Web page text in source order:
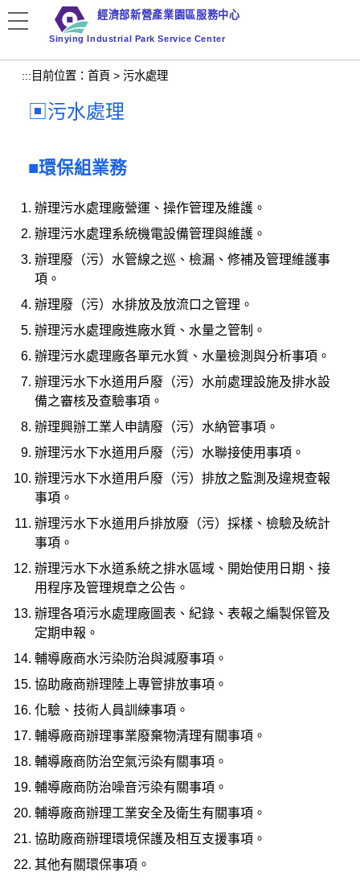
要
容
經濟部新營產業園區服務中心
Sinying Industrial Park Service Center
::: 目前位置： 首頁 > 污水處理
污水處理
環保組業務
辦理污水處理廠營運、操作管理及維護。
辦理污水處理系統機電設備管理與維護。
辦理廢（污）水管線之巡、檢漏、修補及管理維護事
項。
辦理廢（污）水排放及放流口之管理。
辦理污水處理廠進廠水質、水量之管制。
辦理污水處理廠各單元水質、水量檢測與分析事項。
辦理污水下水道用戶廢（污）水前處理設施及排水設
備之審核及查驗事項。
辦理興辦工業人申請廢（污）水納管事項。
辦理污水下水道用戶廢（污）水聯接使用事項。
辦理污水下水道用戶廢（污）排放之監測及違規查報
事項。
辦理污水下水道用戶排放廢（污）採樣、檢驗及統計
事項。
辦理污水下水道系統之排水區域、開始使用日期、接
用程序及管理規章之公告。
辦理各項污水處理廠圖表、紀錄、表報之編製保管及
定期申報。
輔導廠商水污染防治與減廢事項。
協助廠商辦理陸上專管排放事項。
化驗、技術人員訓練事項。
輔導廠商辦理事業廢棄物清理有關事項。
輔導廠商防治空氣污染有關事項。
輔導廠商防治噪音污染有關事項。
輔導廠商辦理工業安全及衛生有關事項。
協助廠商辦理環境保護及相互支援事項。
其他有關環保事項。